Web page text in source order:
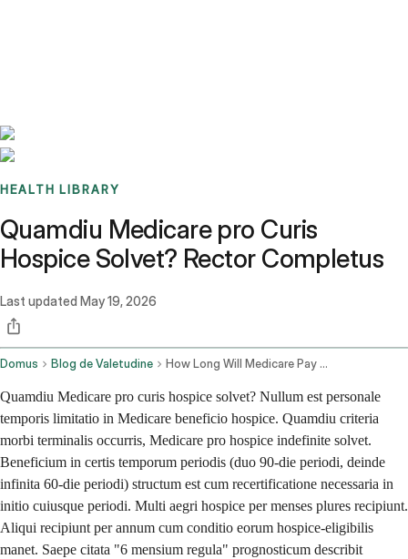
HEALTH LIBRARY
Quamdiu Medicare pro Curis
Hospice Solvet? Rector Completus
Last updated May 19, 2026
Domus Blog de Valetudine How Long Will Medicare Pay For Hospice Care
Quamdiu Medicare pro curis hospice solvet? Nullum est personale
temporis limitatio in Medicare beneficio hospice. Quamdiu criteria
morbi terminalis occurris, Medicare pro hospice indefinite solvet.
Beneficium in certis temporum periodis (duo 90-die periodi, deinde
infinita 60-die periodi) structum est cum recertificatione necessaria in
initio cuiusque periodi. Multi aegri hospice per menses plures recipiunt.
Aliqui recipiunt per annum cum conditio eorum hospice-eligibilis
manet. Saepe citata "6 mensium regula" prognosticum describit